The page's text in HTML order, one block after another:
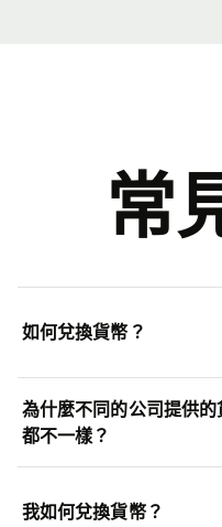
常
如何兌換貨幣？
為什麼不同的公司提供的
都不一樣？
我如何兌換貨幣？